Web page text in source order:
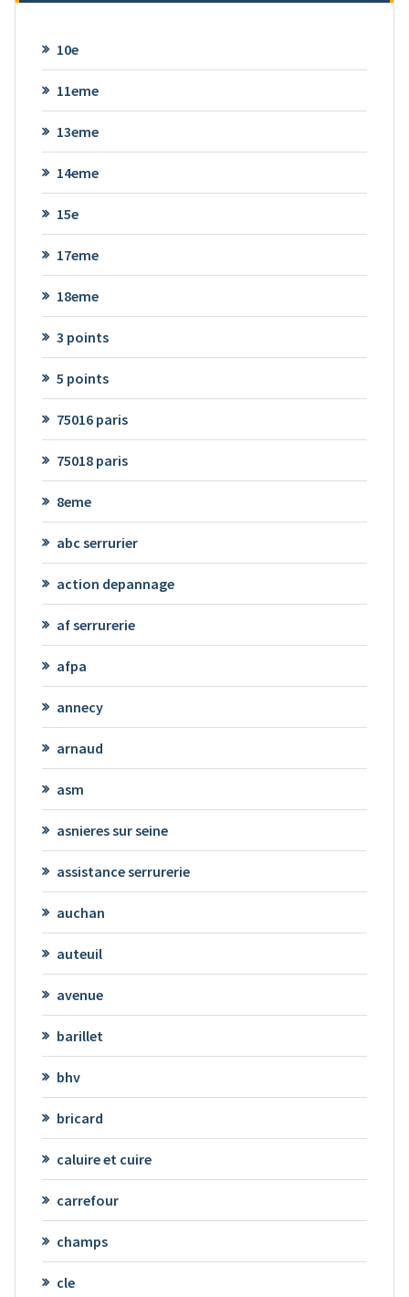
10e
11eme
13eme
14eme
15e
17eme
18eme
3 points
5 points
75016 paris
75018 paris
8eme
abc serrurier
action depannage
af serrurerie
afpa
annecy
arnaud
asm
asnieres sur seine
assistance serrurerie
auchan
auteuil
avenue
barillet
bhv
bricard
caluire et cuire
carrefour
champs
cle